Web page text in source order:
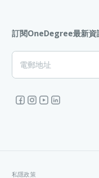
訂閱OneDegree最新資
電郵地址
私隱政策